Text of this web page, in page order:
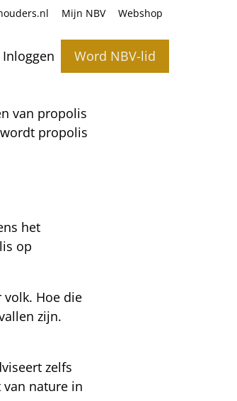
Inloggen Word NBV-lid
Mijn NBV Webshop
van propolis
propolis
het
op
Hoe die
zijn.
zelfs
nature in